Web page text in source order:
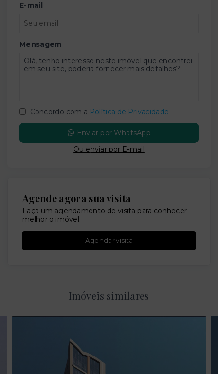
E-mail
Mensagem
Concordo com a Política de Privacidade
Enviar por WhatsApp
Ou enviar por E-mail
Agende agora sua visita
Faça um agendamento de visita para conhecer
melhor o imóvel.
Agendar visita
Imóveis similares